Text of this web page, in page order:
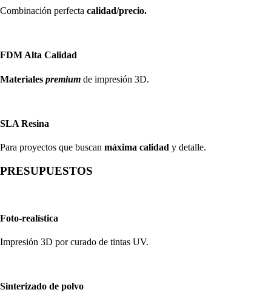
Combinación perfecta calidad/precio.
FDM Alta Calidad
Materiales premium de impresión 3D.
SLA Resina
Para proyectos que buscan máxima calidad y detalle.
PRESUPUESTOS
Foto-realística
Impresión 3D por curado de tintas UV.
Sinterizado de polvo